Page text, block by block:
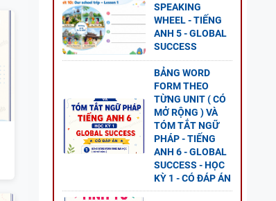
SPEAKING
WHEEL - TIẾNG
ANH 5 - GLOBAL
SUCCESS
BẢNG WORD
FORM THEO
TỪNG UNIT ( CÓ
MỞ RỘNG ) VÀ
TÓM TẮT NGỮ
PHÁP - TIẾNG
ANH 6 - GLOBAL
SUCCESS - HỌC
KỲ 1 - CÓ ĐÁP ÁN